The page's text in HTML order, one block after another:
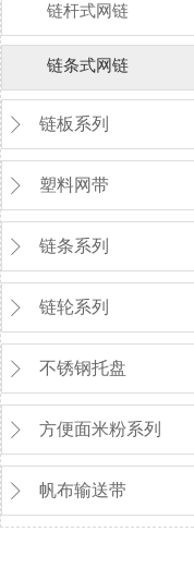
链杆式网链
链条式网链
 链板系列
 塑料网带
 链条系列
 链轮系列
 不锈钢托盘
 方便面米粉系列
 帆布输送带